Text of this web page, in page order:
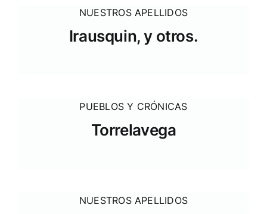
NUESTROS APELLIDOS
Irausquin, y otros.
PUEBLOS Y CRÓNICAS
Torrelavega
NUESTROS APELLIDOS